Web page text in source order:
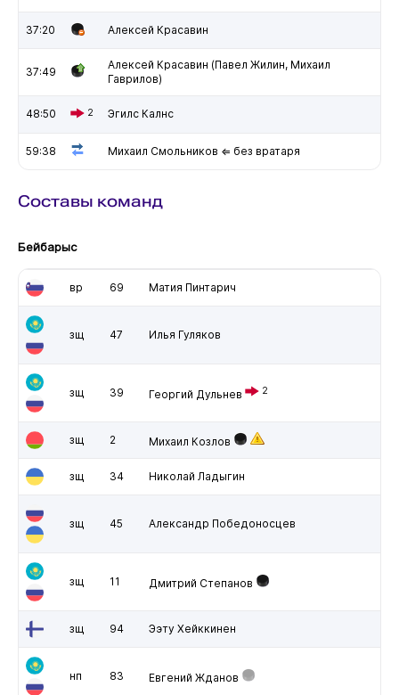
37:20 Алексей Красавин
37:49
Алексей Красавин (Павел Жилин, Михаил
Гаврилов)
48:50 2 Эгилс Калнс
59:38 Михаил Смольников ⇐ без вратаря
Составы команд
Бейбарыс
вр 69 Матия Пинтарич
зщ 47 Илья Гуляков
зщ 39 Георгий Дульнев 2
зщ 2 Михаил Козлов
зщ 34 Николай Ладыгин
зщ 45 Александр Победоносцев
зщ 11 Дмитрий Степанов
зщ 94 Ээту Хейккинен
нп 83 Евгений Жданов